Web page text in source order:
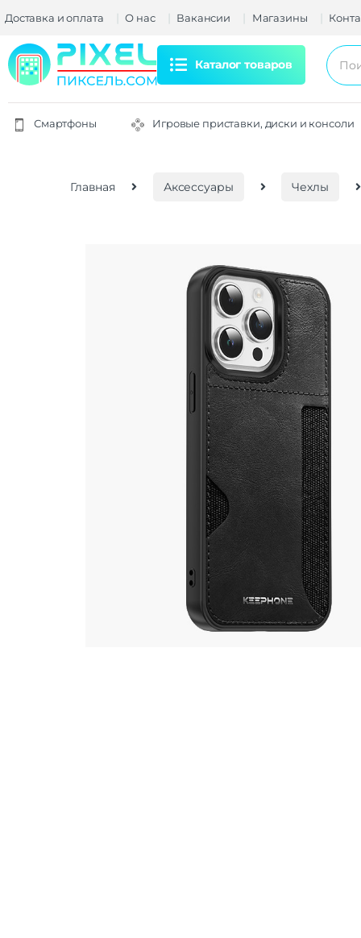
Доставка и оплата О нас Вакансии Магазины
Каталог товаров
Смартфоны Игровые приставки, диски и консоли
Главная Аксессуары Чехлы